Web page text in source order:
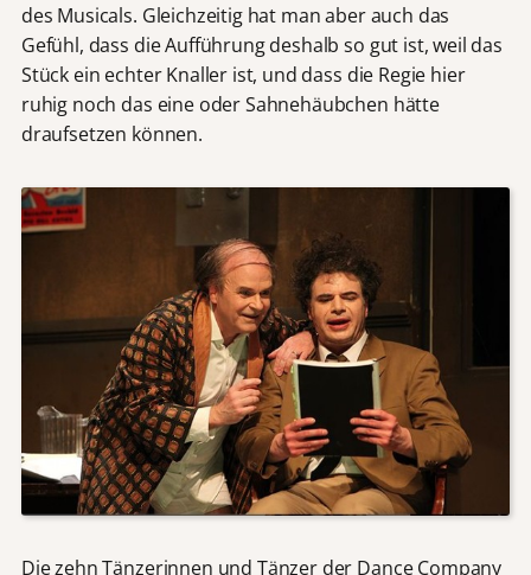
des Musicals. Gleichzeitig hat man aber auch das
Gefühl, dass die Aufführung deshalb so gut ist, weil das
Stück ein echter Knaller ist, und dass die Regie hier
ruhig noch das eine oder Sahnehäubchen hätte
draufsetzen können.
Die zehn Tänzerinnen und Tänzer der Dance Company